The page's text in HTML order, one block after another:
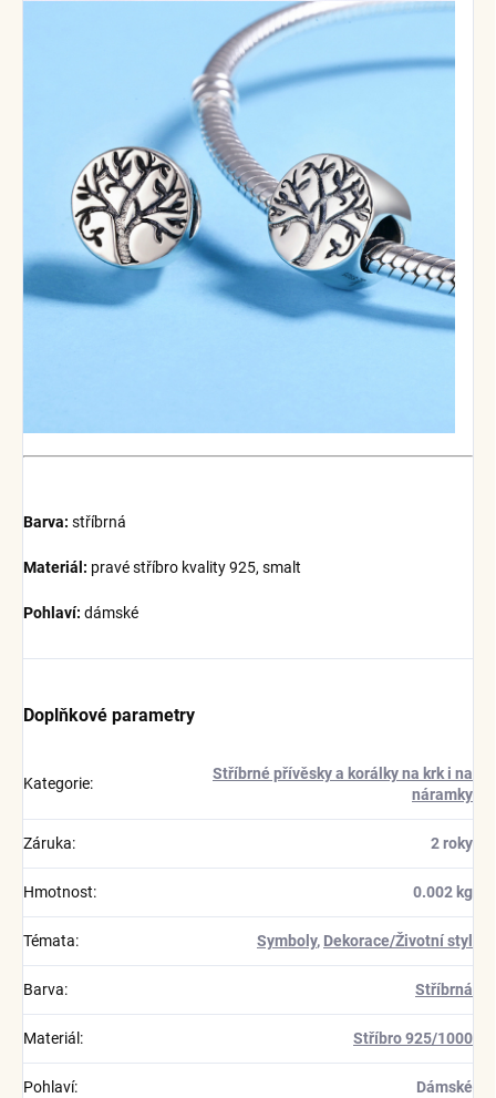
Barva: stříbrná
Materiál: pravé stříbro kvality 925, smalt
Pohlaví: dámské
Doplňkové parametry
Kategorie:
Stříbrné přívěsky a korálky na krk i na
náramky
Záruka: 2 roky
Hmotnost: 0.002 kg
Témata: Symboly, Dekorace/Životní styl
Barva: Stříbrná
Materiál : Stříbro 925/1000
Pohlaví: Dámské